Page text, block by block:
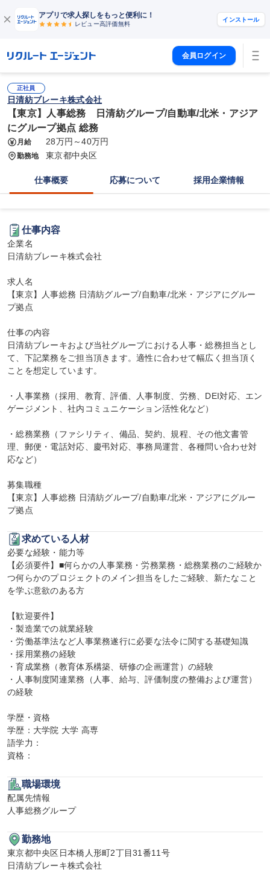
アプリで求人探しをもっと便利に！
レビュー高評価無料
インストール
会員ログイン
正社員
日清紡ブレーキ株式会社
【東京】人事総務 日清紡グループ/自動車/北米・アジア
にグループ拠点 総務
月給 28万円～40万円
勤務地 東京都中央区
仕事概要 応募について 採用企業情報
仕事内容
企業名
日清紡ブレーキ株式会社
求人名
【東京】人事総務 日清紡グループ/自動車/北米・アジアにグルー
プ拠点
仕事の内容
日清紡ブレーキおよび当社グループにおける人事・総務担当とし
て、下記業務をご担当頂きます。適性に合わせて幅広く担当頂く
ことを想定しています。
・人事業務（採用、教育、評価、人事制度、労務、DEI対応、エン
ゲージメント、社内コミュニケーション活性化など）
・総務業務（ファシリティ、備品、契約、規程、その他文書管
理、郵便・電話対応、慶弔対応、事務局運営、各種問い合わせ対
応など）
募集職種
【東京】人事総務 日清紡グループ/自動車/北米・アジアにグルー
プ拠点
求めている人材
必要な経験・能力等
【必須要件】■何らかの人事業務・労務業務・総務業務のご経験か
つ何らかのプロジェクトのメイン担当をしたご経験、新たなこと
を学ぶ意欲のある方
【歓迎要件】
・製造業での就業経験
・労働基準法など人事業務遂行に必要な法令に関する基礎知識
・採用業務の経験
・育成業務（教育体系構築、研修の企画運営）の経験
・人事制度関連業務（人事、給与、評価制度の整備および運営）
の経験
学歴・資格
学歴：大学院 大学 高専
語学力：
資格：
職場環境
配属先情報
人事総務グループ
勤務地
東京都中央区日本橋人形町2丁目31番11号
日清紡ブレーキ株式会社